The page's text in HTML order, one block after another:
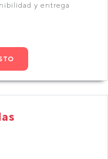
y entrega